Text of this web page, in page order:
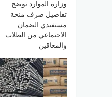
وزارة الموارد توضح ..
تفاصيل صرف منحة
مستفيدي الضمان
الاجتماعي من الطلاب
والمعاقين